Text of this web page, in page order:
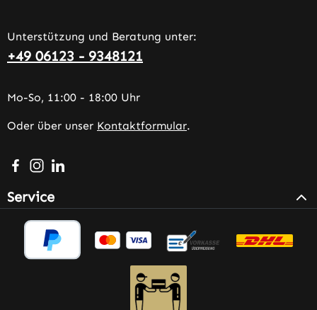
Unterstützung und Beratung unter:
+49 06123 - 9348121
Mo-So, 11:00 - 18:00 Uhr
Oder über unser Kontaktformular.
Besuche uns auf Facebook – öffnet in neuem Tab
Schau auf Instagram vorbei – öffnet in neuem Tab
Vernetze dich mit uns auf LinkedIn – öffnet in
Service